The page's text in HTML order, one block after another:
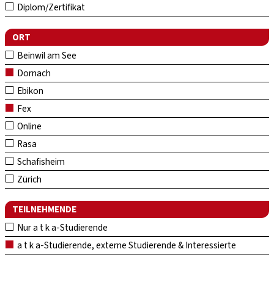
Diplom/Zertifikat
ORT
Beinwil am See
Dornach
Ebikon
Fex
Online
Rasa
Schafisheim
Zürich
TEILNEHMENDE
Nur a t k a-Studierende
a t k a-Studierende, externe Studierende & Interessierte